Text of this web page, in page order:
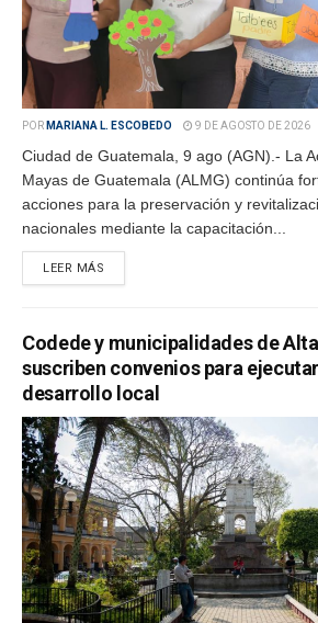
POR MARIANA L. ESCOBEDO 9 DE AGOSTO DE 2026
Ciudad de Guatemala, 9 ago (AGN).- La
Mayas de Guatemala (ALMG) continúa
acciones para la preservación y
nacionales mediante la capacitación...
LEER MÁS
Codede y municipalidades de
suscriben convenios para
desarrollo local